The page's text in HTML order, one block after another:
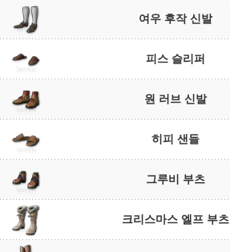
여우 후작 신발
피스 슬리퍼
원 러브 신발
히피 샌들
그루비 부츠
크리스마스 엘프 부츠